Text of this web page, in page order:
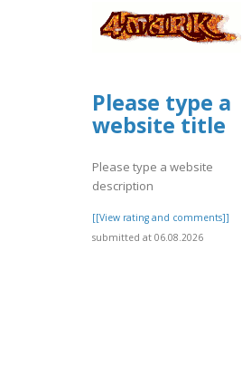
Please type a
website title
Please type a website
description
[[View rating and comments]]
submitted at 06.08.2026